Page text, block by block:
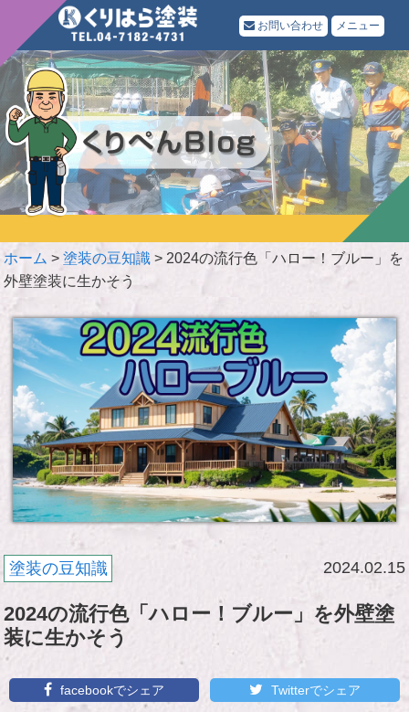
お問い合わせ メニュー
ホーム >塗装の豆知識 > 2024の流行色「ハロー！ブルー」を
外壁塗装に生かそう
塗装の豆知識 2024.02.15
2024の流行色「ハロー！ブルー」を外壁塗
装に生かそう
facebookでシェア Twitterでシェア